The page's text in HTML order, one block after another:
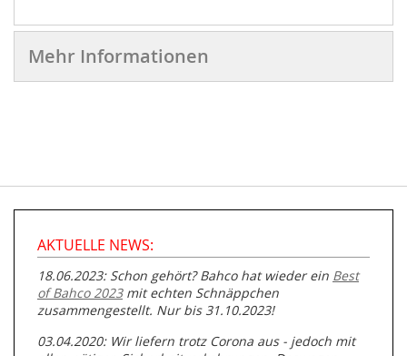
Mehr Informationen
AKTUELLE NEWS:
18.06.2023: Schon gehört? Bahco hat wieder ein Best
of Bahco 2023mit echten Schnäppchen
zusammengestellt. Nur bis 31.10.2023!
03.04.2020: Wir liefern trotz Corona aus - jedoch mit